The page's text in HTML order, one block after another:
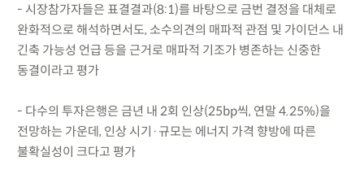
- 시장참가자들은 표결결과(8:1)를 바탕으로 금번 결정을 대체로
완화적으로 해석하면서도, 소수의견의 매파적 관점 및 가이던스 내
긴축 가능성 언급 등을 근거로 매파적 기조가 병존하는 신중한
동결이라고 평가
- 다수의 투자은행은 금년 내 2회 인상(25bp씩, 연말 4.25%)을
전망하는 가운데, 인상 시기·규모는 에너지 가격 향방에 따른
불확실성이 크다고 평가